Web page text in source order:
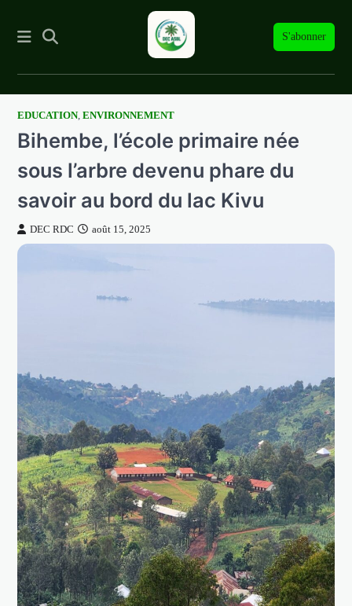
S'abonner
SkipEDUCATION,ENVIRONNEMENT
Bihembe, l’école primaire née
sous l’arbre devenu phare du
savoir au bord du lac Kivu
DEC RDC août 15, 2025